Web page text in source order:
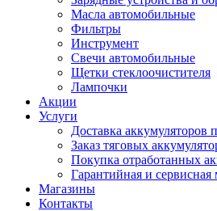
Масла автомобильные
Фильтры
Инструмент
Свечи автомобильные
Щетки стеклоочистителя
Лампочки
Акции
Услуги
Доставка аккумуляторов
Заказ тяговых
Покупка отработанных
Гарантийная и сервисная
Магазины
Контакты